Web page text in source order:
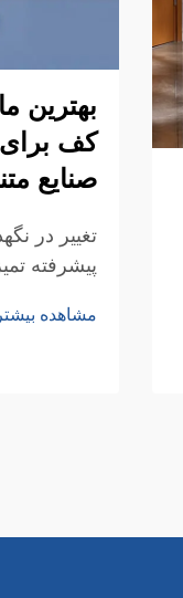
بهترین
کف
صنایع
تغییر در
پیشرفته
چالش‌های
مشاهده بیشتر